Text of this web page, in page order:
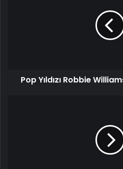
Pop Yıldızı Robbie